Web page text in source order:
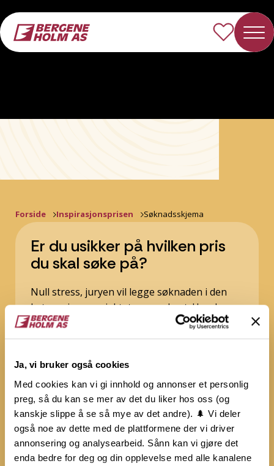
Ja, vi bruker også cookies
Med cookies kan vi gi innhold og annonser et personlig
preg, så du kan se mer av det du liker hos oss (og
kanskje slippe å se så mye av det andre). 🌲 Vi deler
også noe av dette med de plattformene der vi driver
annonsering og analysearbeid. Sånn kan vi gjøre det
enda bedre for deg og din opplevelse med alle kanalene
Forside Inspirasjonsprisen Søknadsskjema
Er du usikker på hvilken pris
du skal søke på?
Null stress, juryen vil legge søknaden i den
kategorien prosjektet passer best. Har du
bygget både ute og inne og lurer på om du
kan søke på flere priser? Det går fint, da må
Eksteriørprisen